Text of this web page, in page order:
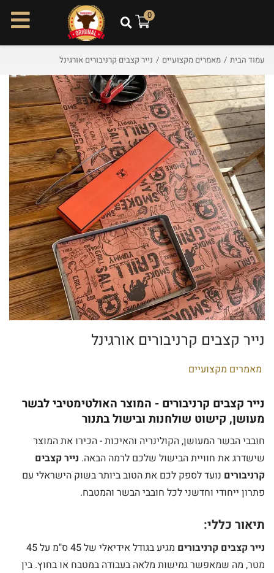
ו
0
עמוד הבית / מאמרים מקצועיים / נייר קצבים קרניבורים אורגינל
נייר קצבים קרניבורים אורגינל
P
s
t
e
d
i
n
מאמרים מקצועיים
נייר קצבים קרניבורים - המוצר האולטימטיבי לבשר
מעושן, קישוט שולחנות ובישול בתנור
חובבי הבשר המעושן, הקולינריה והאיכות - הכירו את המוצר
שישדרג את חוויית הבישול שלכם לרמה הבאה. נייר קצבים
קרניבורים נועד לספק לכם את הטוב ביותר בשוק הישראלי עם
פתרון ייחודי וחדשני לכל חובבי הבשר והמטבח.
תיאור כללי:
נייר קצבים קרניבורים
מגיע בגודל אידיאלי של 45 ס"מ על 45
מטר, מה שמאפשר גמישות מלאה בעבודה במטבח או בחוץ. בין